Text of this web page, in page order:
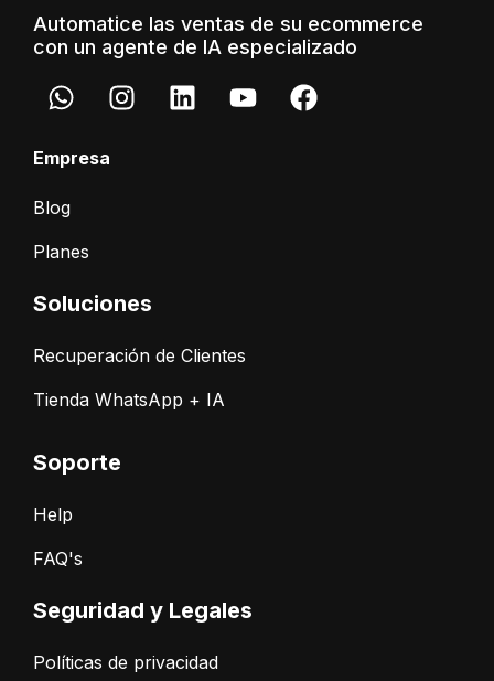
Automatice las ventas de su ecommerce
con un agente de IA especializado
Empresa
Blog
Planes
Soluciones
Recuperación de Clientes
Tienda WhatsApp + IA
Soporte
Help
FAQ's
Seguridad y Legales
Políticas de privacidad